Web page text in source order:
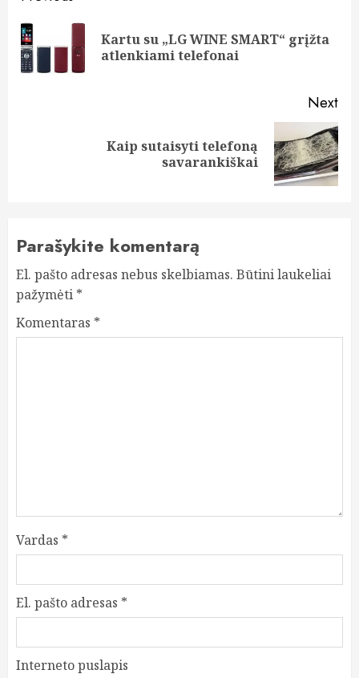
navigationKartu su „LG WINE SMART“ grįžta
atlenkiami telefonai
Next
Kaip sutaisyti telefoną
savarankiškai
Parašykite komentarą
El. pašto adresas nebus skelbiamas. Būtini laukeliai
pažymėti *
Komentaras *
Vardas *
El. pašto adresas *
Interneto puslapis